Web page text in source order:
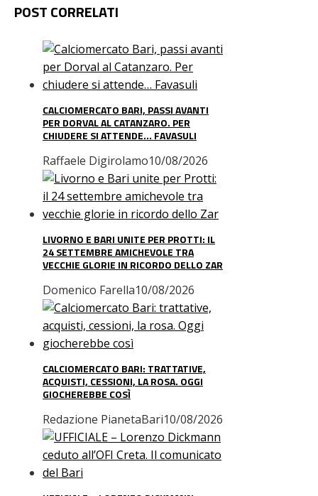
POST CORRELATI
CALCIOMERCATO BARI, PASSI AVANTI
PER DORVAL AL CATANZARO. PER
CHIUDERE SI ATTENDE… FAVASULI
Raffaele Digirolamo10/08/2026
LIVORNO E BARI UNITE PER PROTTI: IL
24 SETTEMBRE AMICHEVOLE TRA
VECCHIE GLORIE IN RICORDO DELLO ZAR
Domenico Farella10/08/2026
CALCIOMERCATO BARI: TRATTATIVE,
ACQUISTI, CESSIONI, LA ROSA. OGGI
GIOCHEREBBE COSÌ
Redazione PianetaBari10/08/2026